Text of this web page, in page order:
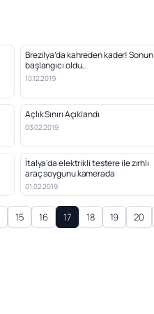
Brezilya’da kahreden kader! Sonun
başlangıcı oldu…
10.12.2019
Açlık Sınırı Açıklandı
03.02.2019
İtalya’da elektrikli testere ile zırhlı
araç soygunu kamerada
01.02.2019
15 16 17 18 19 20